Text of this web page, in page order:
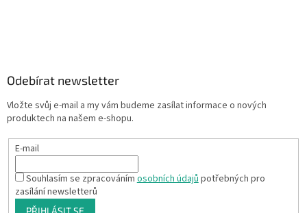
Odebírat newsletter
Vložte svůj e-mail a my vám budeme zasílat informace o nových
produktech na našem e-shopu.
E-mail
Souhlasím se zpracovánímosobních údajůpotřebných pro
zasílání newsletterů
PŘIHLÁSIT SE